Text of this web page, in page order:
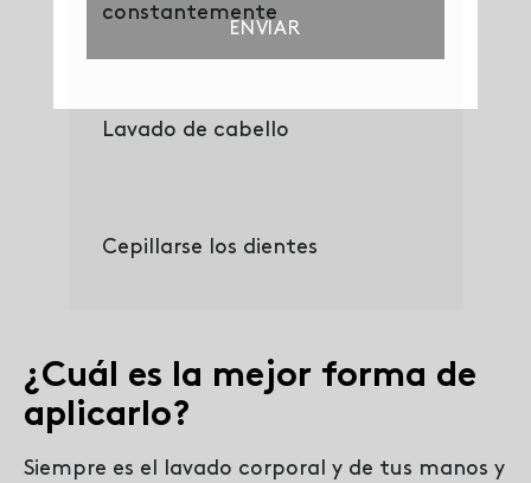
constantemente
Lavado de cabello
Cepillarse los dientes
¿Cuál es la mejor forma de
aplicarlo?
Siempre es el lavado corporal y de tus manos y